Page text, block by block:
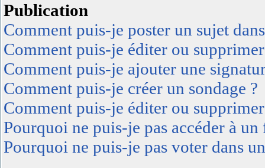
Publication
Comment puis-je poster un sujet
Comment puis-je éditer ou supprimer
Comment puis-je ajouter une
Comment puis-je créer un sondage ?
Comment puis-je éditer ou
Pourquoi ne puis-je pas accéder à
Pourquoi ne puis-je pas voter dans